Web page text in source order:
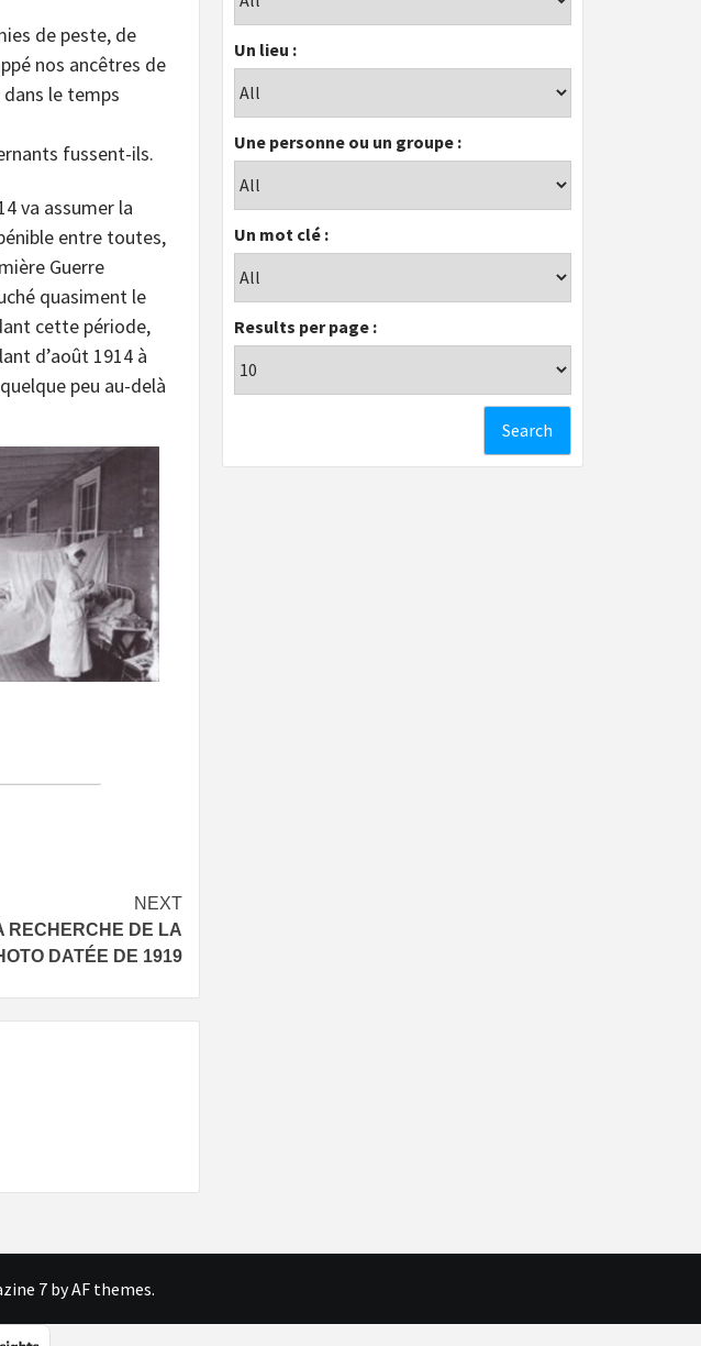
de peste, de
nos ancêtres de
le temps
fussent-ils.
va assumer la
entre toutes,
Guerre
quasiment le
cette période,
d’août 1914 à
peu au-delà
NEXT
RECHERCHE DE LA
DATÉE DE 1919
Un lieu :
Une personne ou un groupe :
Un mot clé :
Results per page :
7 by AF themes.